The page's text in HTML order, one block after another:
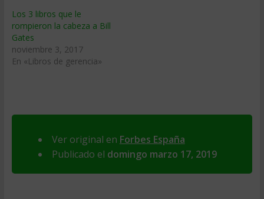
Los 3 libros que le
rompieron la cabeza a Bill
Gates
noviembre 3, 2017
En «Libros de gerencia»
Ver original en Forbes España
Publicado el domingo marzo 17, 2019